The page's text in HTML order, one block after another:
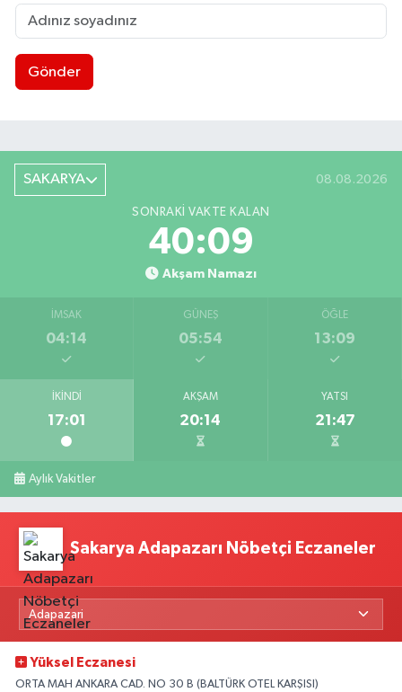
Gönder
SAKARYA 08.08.2026
SONRAKI VAKTE KALAN
40:08
Akşam Namazı
İMSAK
04:14
GÜNEŞ
05:54
ÖĞLE
13:09
İKINDI
17:01
AKŞAM
20:14
YATSI
21:47
Aylık Vakitler
Sakarya Adapazarı Nöbetçi Eczaneler
Yüksel Eczanesi
ORTA MAH ANKARA CAD. NO 30 B (BALTÜRK OTEL KARŞISI)